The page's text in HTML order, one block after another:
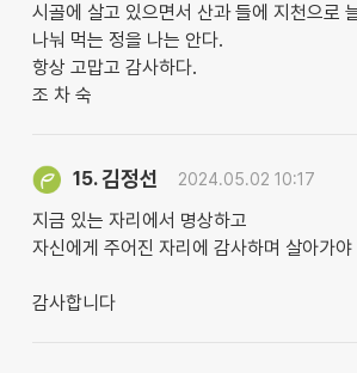
시골에 살고 있으면서 산과 들에 지천으로
나눠 먹는 정을 나는 안다.
항상 고맙고 감사하다.
조 차 숙
15.김정선 2024.05.02 10:17
지금 있는 자리에서 명상하고
자신에게 주어진 자리에 감사하며 살아가야
감사합니다